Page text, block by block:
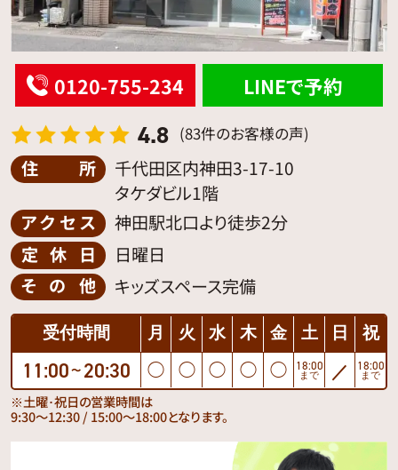
4.8 (83件のお客様の声)
住所
千代田区内神田3-17-10
タケダビル1階
アクセス
神田駅北口より徒歩2分
定休日
日曜日
その他
キッズスペース完備
0120-755-234 LINEで予約
受付時間 月 火 水 木 金 土 日 祝
11:00 〜 20:30 ◯ ◯ ◯ ◯ ◯ 18:00
まで ／ 18:00
まで
※土曜･祝日の営業時間は
9:30〜12:30 / 15:00〜18:00となります。